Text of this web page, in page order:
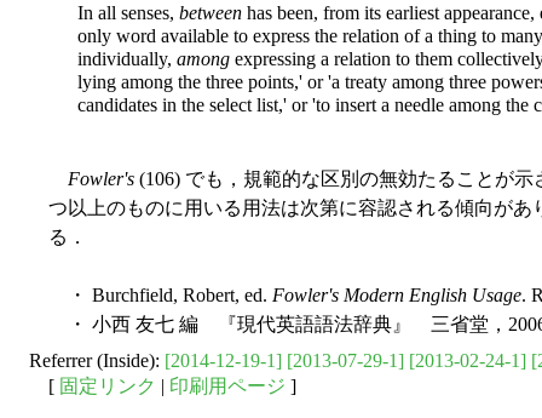
In all senses, between has been, from its earliest
only word available to express the relation of a thing to
individually, among expressing a relation to them
lying among the three points,' or 'a treaty among three
candidates in the select list,' or 'to insert a needle among the
Fowler's (106) でも，規範的な区別の無効たることが示
つ以上のものに用いる用法は次第に容認される傾向が
る．
・ Burchfield, Robert, ed. Fowler's Modern English Usage.
・ 小西 友七 編 『現代英語語法辞典』 三省堂，
Referrer (Inside): [2014-12-19-1] [2013-07-29-1] [2013-02-24-1]
[ 固定リンク | 印刷用ページ ]